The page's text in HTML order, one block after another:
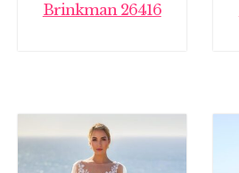
Brinkman 26416